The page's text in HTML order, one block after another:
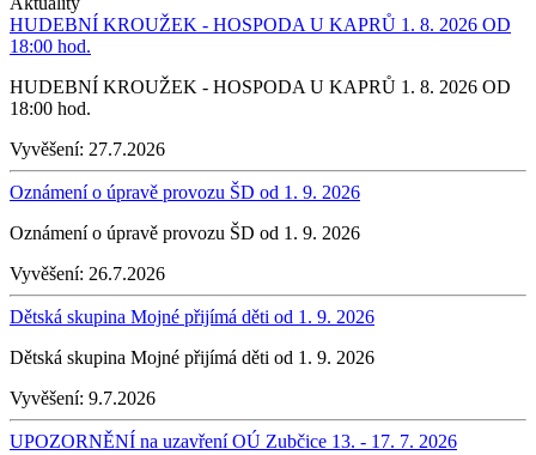
HUDEBNÍ KROUŽEK - HOSPODA U KAPRŮ 1. 8. 2026 OD
18:00 hod.
HUDEBNÍ KROUŽEK - HOSPODA U KAPRŮ 1. 8. 2026 OD
18:00 hod.
Vyvěšení: 27.7.2026
Oznámení o úpravě provozu ŠD od 1. 9. 2026
Oznámení o úpravě provozu ŠD od 1. 9. 2026
Vyvěšení: 26.7.2026
Dětská skupina Mojné přijímá děti od 1. 9. 2026
Dětská skupina Mojné přijímá děti od 1. 9. 2026
Vyvěšení: 9.7.2026
UPOZORNĚNÍ na uzavření OÚ Zubčice 13. - 17. 7. 2026